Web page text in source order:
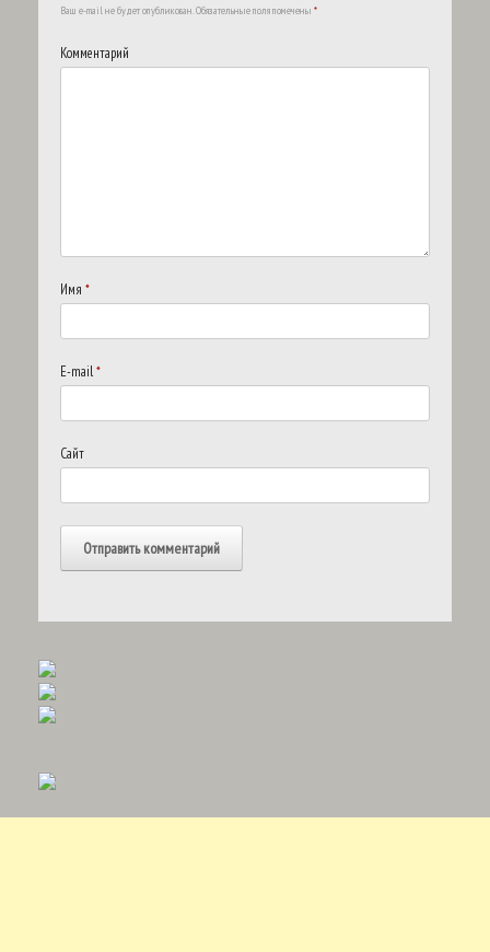
Ваш e-mail не будет опубликован. Обязательные поля помечены *
Комментарий
Имя *
E-mail*
Сайт